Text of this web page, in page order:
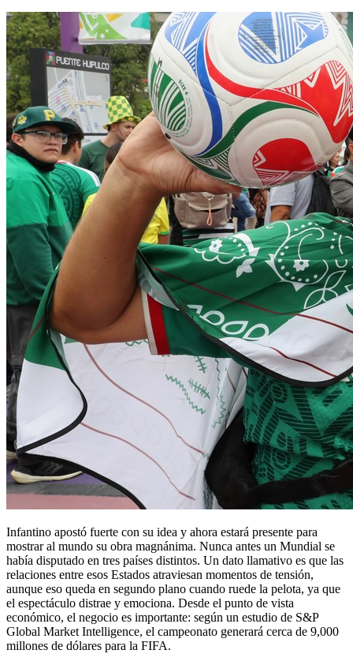
Infantino apostó fuerte con su idea y ahora estará presente para
mostrar al mundo su obra magnánima. Nunca antes un Mundial se
había disputado en tres países distintos. Un dato llamativo es que las
relaciones entre esos Estados atraviesan momentos de tensión,
aunque eso queda en segundo plano cuando ruede la pelota, ya que
el espectáculo distrae y emociona. Desde el punto de vista
económico, el negocio es importante: según un estudio de S&P
Global Market Intelligence, el campeonato generará cerca de 9,000
millones de dólares para la FIFA.